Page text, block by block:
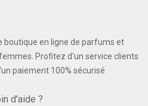
boutique en ligne de parfums et
Profitez d'un service clients
paiement 100% sécurisé
d'aide ?